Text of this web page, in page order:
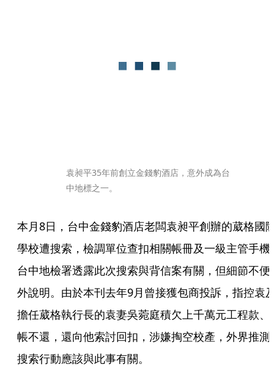
袁昶平35年前創立金錢豹酒店，意外成為台
中地標之一。
本月8日，台中金錢豹酒店老闆袁昶平創辦的葳格國
學校遭搜索，檢調單位查扣相關帳冊及一級主管手機
台中地檢署透露此次搜索與背信案有關，但細節不便
外說明。由於本刊去年9月曾接獲包商投訴，指控袁
擔任葳格執行長的袁妻吳菀庭積欠上千萬元工程款、
帳不還，還向他索討回扣，涉嫌掏空校產，外界推測
搜索行動應該與此事有關。